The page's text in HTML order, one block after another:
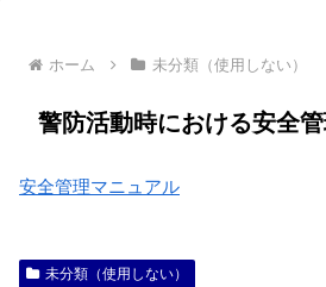
ホーム 未分類（使用しない）
警防活動時における安全
安全管理マニュアル
未分類（使用しない）